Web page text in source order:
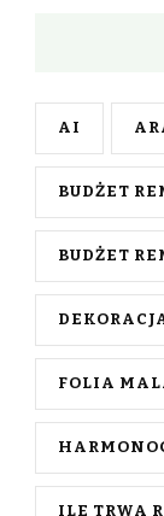
AI
BUDŻET
BUDŻET
FOLIA
ILE TRWA